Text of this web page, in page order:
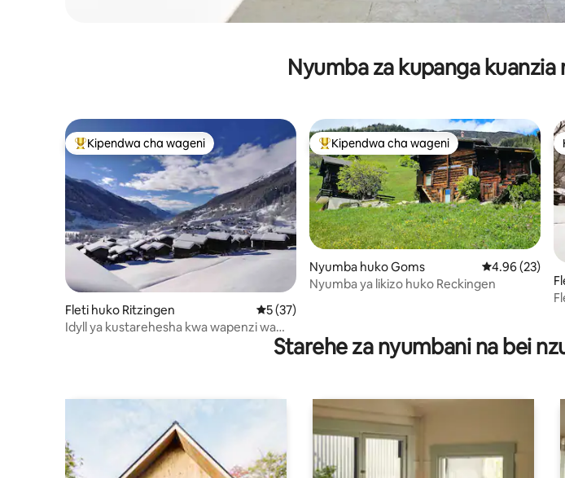
Nyumba za kupanga
Kipendwa maarufu cha wageni
Kipendwa cha wageni
Fleti huko Ritzingen Ukadiriaji wa wastani wa 5 kati ya 5, tathmini 37
5 (37)
Idyll ya kustarehesha kwa wapenzi wa
Kipendwa maarufu cha wageni
Kipendwa cha wageni
Nyumba huko Goms Ukadiriaji wa
4.96 (23)
Nyumba ya likizo huko Reckingen
Starehe za nyumbani na bei